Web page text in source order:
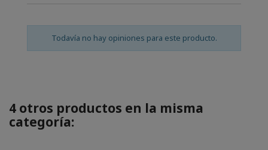
Todavía no hay opiniones para este producto.
4 otros productos en la misma
categoría: